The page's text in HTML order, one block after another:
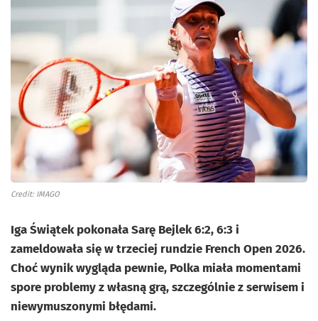
Credit: IMAGO
Iga Świątek pokonała Sarę Bejlek 6:2, 6:3 i
zameldowała się w trzeciej rundzie French Open 2026.
Choć wynik wygląda pewnie, Polka miała momentami
spore problemy z własną grą, szczególnie z serwisem i
niewymuszonymi błędami.